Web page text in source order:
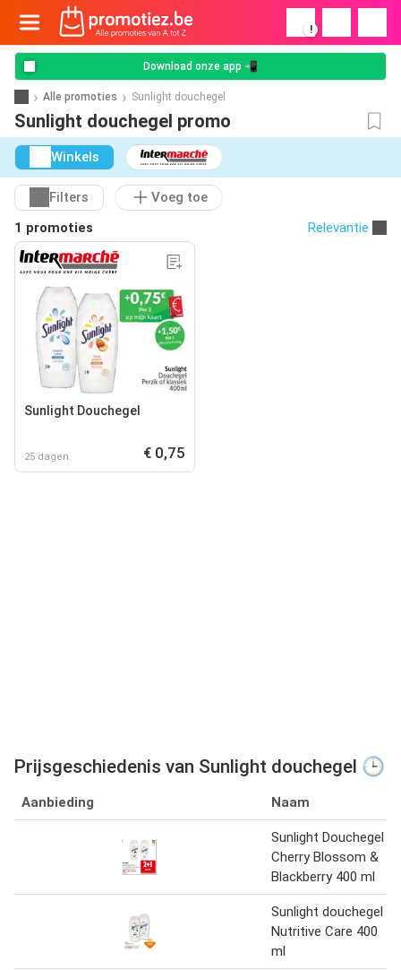
!
Download onze app 📲
Alle promoties Sunlight douchegel
Sunlight douchegel promo
Winkels
Filters
Voeg toe
1 promoties
Relevantie
Sunlight Douchegel
25 dagen € 0,75
Prijsgeschiedenis van Sunlight douchegel 🕒
Aanbieding Naam
Sunlight Douchegel
Cherry Blossom &
Blackberry 400 ml
Sunlight douchegel
Nutritive Care 400
ml